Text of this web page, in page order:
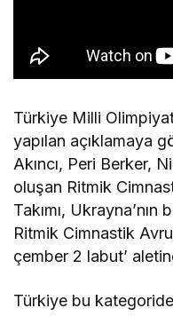
Türkiye Milli
yapılan açıklamaya
Akıncı, Peri Berker,
oluşan Ritmik
Takımı,
Ritmik Cimnastik
çember 2 labut’
Türkiye bu